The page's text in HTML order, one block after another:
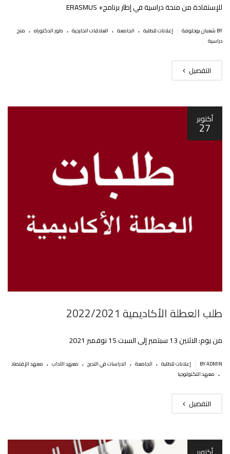
للإستفادة من منحة دراسية في إطار برنامج+ ERASMUS
BY شعبان بوحلوفة إعلانات للطلبة . الجامعة . العلاقات الخارجية . طور الدكتوراه . منح
دراسية
التفصيل
أكتوبر
27
طلب العطلة الأكاديمية 2022/2021
من يوم: الاثنين 13 سبتمبر إلى السبت 15 نوفمبر 2021
BY ADMIN إعلانات للطلبة . الجامعة . الدراسات في التدرج . معهد الآداب . معهد الإقتصاد
. معهد التكنولوجيا
التفصيل